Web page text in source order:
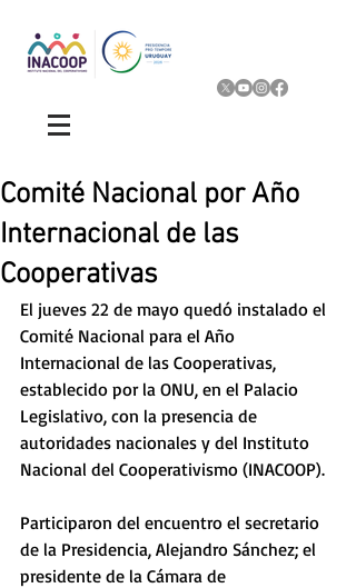
Comité Nacional por Año
Internacional de las
Cooperativas
El jueves 22 de mayo quedó instalado el
Comité Nacional para el Año
Internacional de las Cooperativas,
establecido por la ONU, en el Palacio
Legislativo, con la presencia de
autoridades nacionales y del Instituto
Nacional del Cooperativismo (INACOOP).
Participaron del encuentro el secretario
de la Presidencia, Alejandro Sánchez; el
presidente de la Cámara de